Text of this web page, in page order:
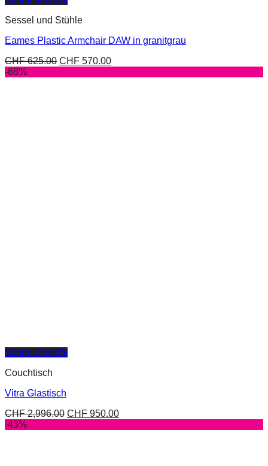
Sessel und Stühle
Eames Plastic Armchair DAW in granitgrau
CHF625.00 CHF 570.00
-68%
Schnellansicht
Couchtisch
Vitra Glastisch
CHF2,996.00 CHF 950.00
-43%